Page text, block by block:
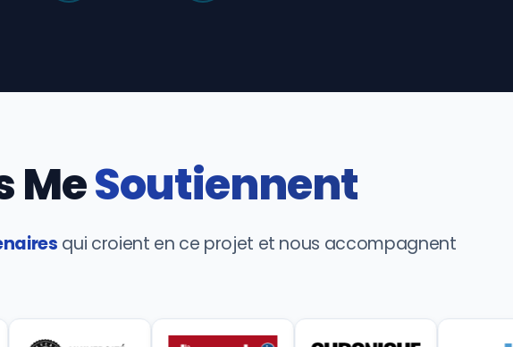
MeSoutiennent
qui croient en ce projet et nous accompagnent